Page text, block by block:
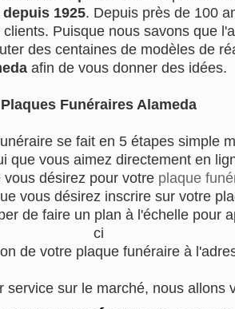
depuis 1925. Depuis près de 100
Puisque nous savons que
des centaines de modèles de
afin de vous donner des idées.
Plaques Funéraires Alameda
se fait en 5 étapes simple
que vous aimez directement en
désirez pour votre plaque
vous désirez inscrire sur votre
de faire un plan à l'échelle pour
ci
de votre plaque funéraire à
sur le marché, nous allons